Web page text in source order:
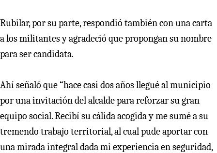
Rubilar, por su parte, respondió también con una carta
a los militantes y agradeció que propongan su nombre
para ser candidata.
Ahí señaló que “hace casi dos años llegué al municipio
por una invitación del alcalde para reforzar su gran
equipo social. Recibí su cálida acogida y me sumé a su
tremendo trabajo territorial, al cual pude aportar con
una mirada integral dada mi experiencia en seguridad,